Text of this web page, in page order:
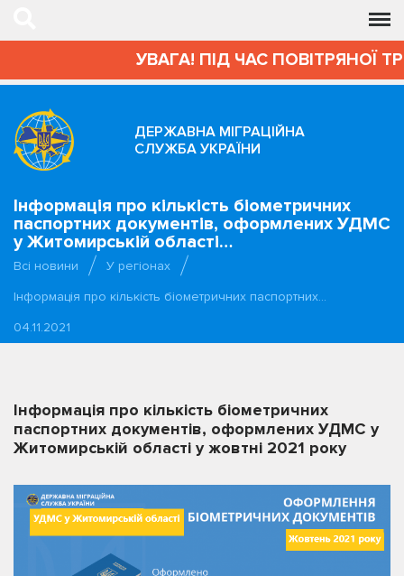
УВАГА! ПІД ЧАС ПОВІТРЯНОЇ
ДЕРЖАВНА МІГРАЦІЙНА
СЛУЖБА УКРАЇНИ
Інформація про кількість біометричних
паспортних документів, оформлених УДМС
у Житомирській області…
Всі новини
У регіонах
Інформація про кількість біометричних паспортних…
04.11.2021
Інформація про кількість біометричних
паспортних документів, оформлених УДМС у
Житомирській області у жовтні 2021 року